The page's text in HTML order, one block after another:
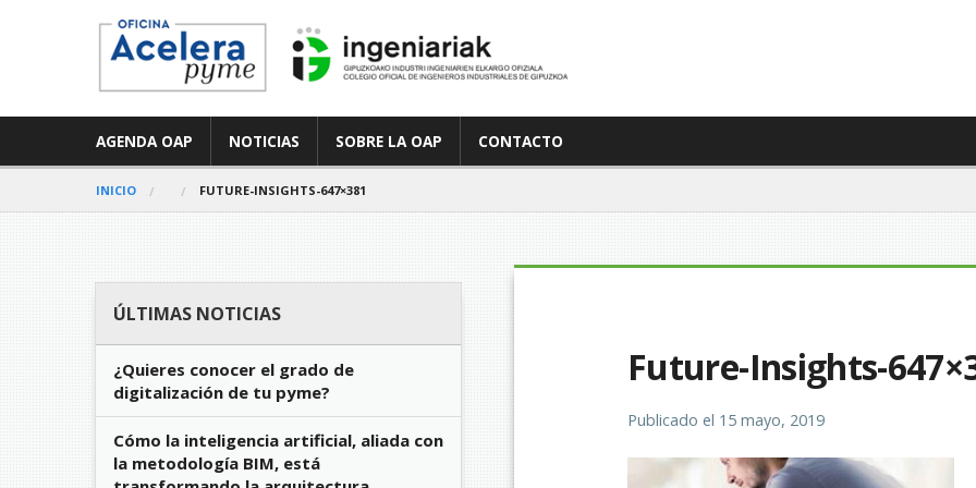
AGENDA OAP NOTICIAS SOBRE LA OAP CONTACTO
INICIO FUTURE-INSIGHTS-647×381
Future-Insights-
Publicado el 15 mayo, 2019
ÚLTIMAS NOTICIAS
¿Quieres conocer el grado de
digitalización de tu pyme?
Cómo la inteligencia artificial, aliada con
la metodología BIM, está